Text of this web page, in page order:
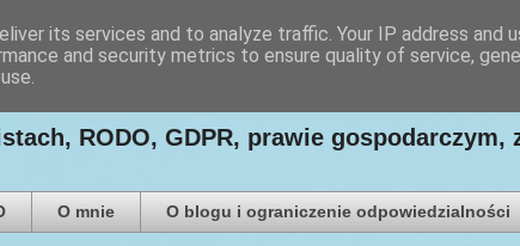
Paweł Ludwiczak
RODO, GDPR, prawie
O mnie O blogu i ograniczenie odpowiedzialności
its services and to analyze traffic. Your IP address and
and security metrics to ensure quality of service,